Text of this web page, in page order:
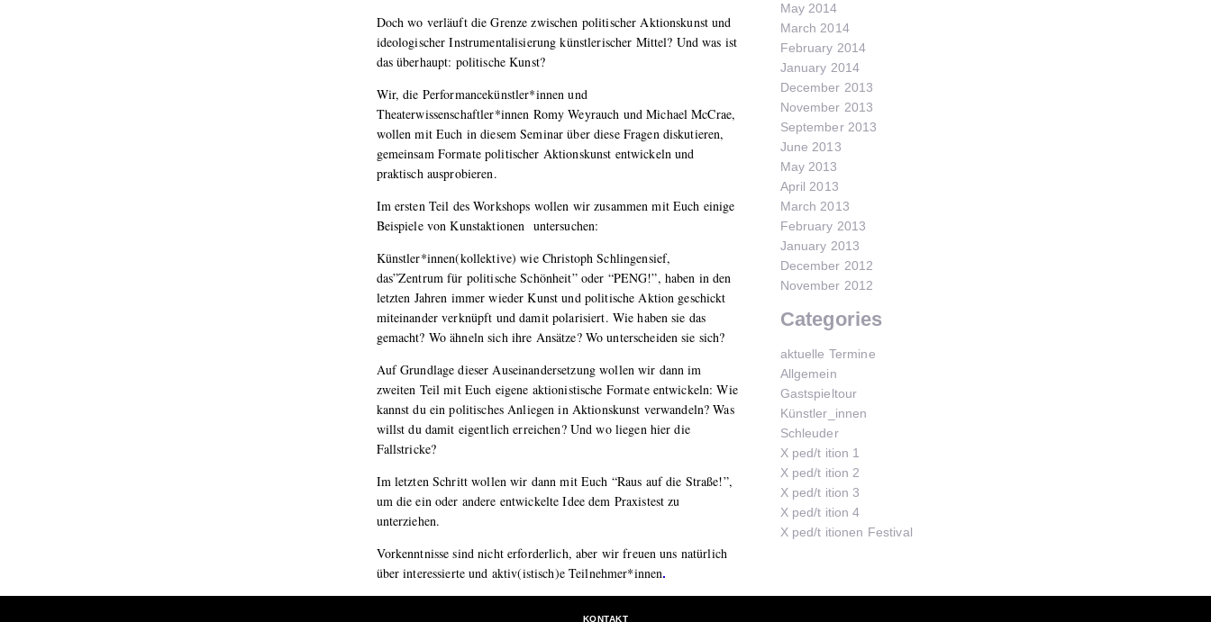
Doch wo verläuft die Grenze zwischen politischer Aktionskunst und
ideologischer Instrumentalisierung künstlerischer Mittel? Und was ist
das überhaupt: politische Kunst?
Wir, die Performancekünstler*innen und
Theaterwissenschaftler*innen Romy Weyrauch und Michael McCrae,
wollen mit Euch in diesem Seminar über diese Fragen diskutieren,
gemeinsam Formate politischer Aktionskunst entwickeln und
praktisch ausprobieren.
Im ersten Teil des Workshops wollen wir zusammen mit Euch einige
Beispiele von Kunstaktionen untersuchen:
Künstler*innen(kollektive) wie Christoph Schlingensief,
das”Zentrum für politische Schönheit” oder “PENG!”, haben in den
letzten Jahren immer wieder Kunst und politische Aktion geschickt
miteinander verknüpft und damit polarisiert. Wie haben sie das
gemacht? Wo ähneln sich ihre Ansätze? Wo unterscheiden sie sich?
Auf Grundlage dieser Auseinandersetzung wollen wir dann im
zweiten Teil mit Euch eigene aktionistische Formate entwickeln: Wie
kannst du ein politisches Anliegen in Aktionskunst verwandeln? Was
willst du damit eigentlich erreichen? Und wo liegen hier die
Fallstricke?
Im letzten Schritt wollen wir dann mit Euch “Raus auf die Straße!”,
um die ein oder andere entwickelte Idee dem Praxistest zu
unterziehen.
Vorkenntnisse sind nicht erforderlich, aber wir freuen uns natürlich
über interessierte und aktiv(istisch)e Teilnehmer*innen.
May 2014
March 2014
February 2014
January 2014
December 2013
November 2013
September 2013
June 2013
May 2013
April 2013
March 2013
February 2013
January 2013
December 2012
November 2012
Categories
aktuelle Termine
Allgemein
Gastspieltour
Künstler_innen
Schleuder
X ped/t ition 1
X ped/t ition 2
X ped/t ition 3
X ped/t ition 4
X ped/t itionen Festival
KONTAKT